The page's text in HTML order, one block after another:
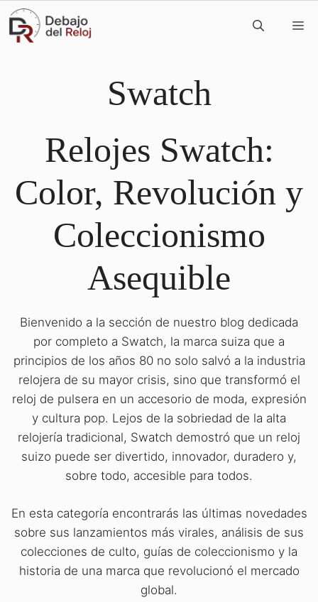
Saltar
contenido
Swatch
Relojes Swatch:
Color, Revolución y
Coleccionismo
Asequible
Bienvenido a la sección de nuestro blog dedicada
por completo a Swatch, la marca suiza que a
principios de los años 80 no solo salvó a la industria
relojera de su mayor crisis, sino que transformó el
reloj de pulsera en un accesorio de moda, expresión
y cultura pop. Lejos de la sobriedad de la alta
relojería tradicional, Swatch demostró que un reloj
suizo puede ser divertido, innovador, duradero y,
sobre todo, accesible para todos.
En esta categoría encontrarás las últimas novedades
sobre sus lanzamientos más virales, análisis de sus
colecciones de culto, guías de coleccionismo y la
historia de una marca que revolucionó el mercado
global.